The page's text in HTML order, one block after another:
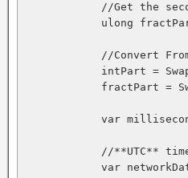
//Get the
ulong
//Convert
intPart =
fractPart =
var
//**UTC**
var